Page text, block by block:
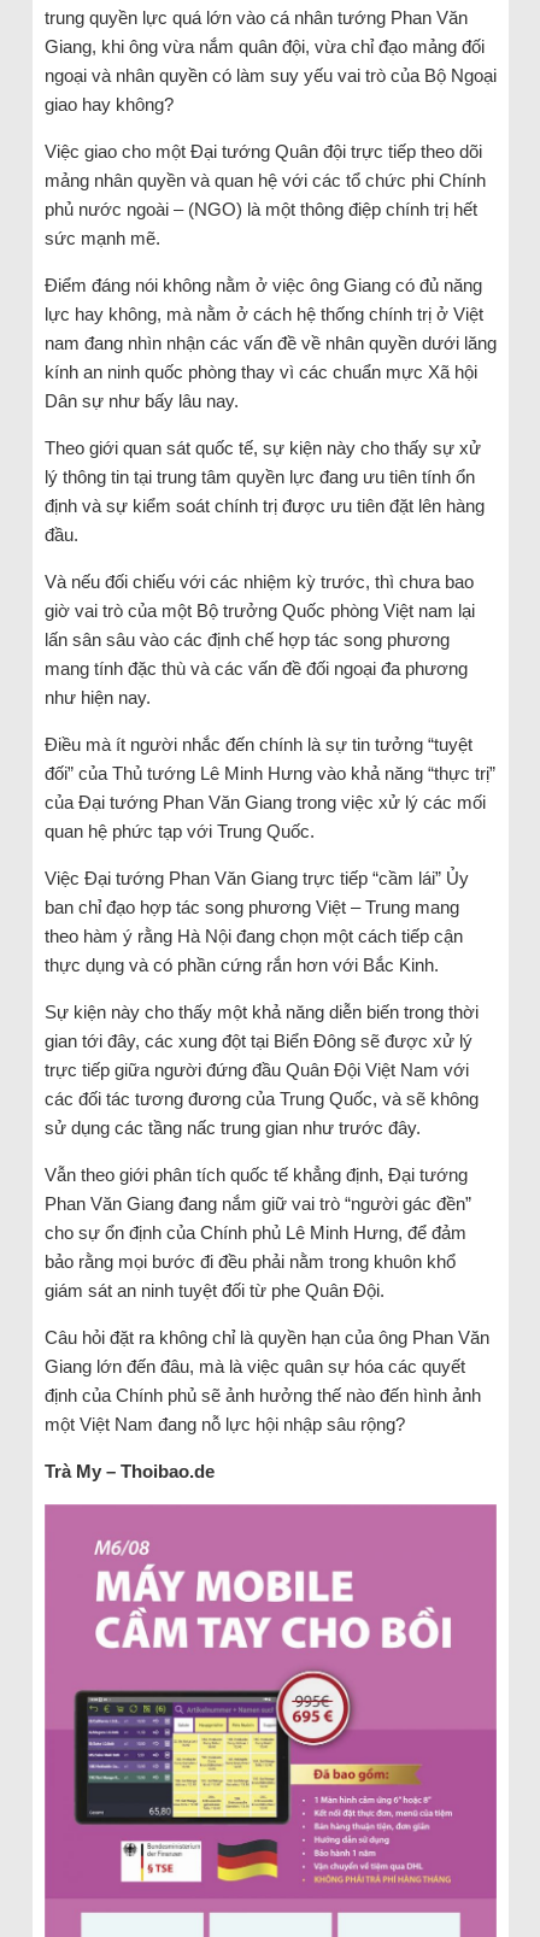
trung quyền lực quá lớn vào cá nhân tướng Phan Văn
Giang, khi ông vừa nắm quân đội, vừa chỉ đạo mảng đối
ngoại và nhân quyền có làm suy yếu vai trò của Bộ Ngoại
giao hay không?
Việc giao cho một Đại tướng Quân đội trực tiếp theo dõi
mảng nhân quyền và quan hệ với các tổ chức phi Chính
phủ nước ngoài – (NGO) là một thông điệp chính trị hết
sức mạnh mẽ.
Điểm đáng nói không nằm ở việc ông Giang có đủ năng
lực hay không, mà nằm ở cách hệ thống chính trị ở Việt
nam đang nhìn nhận các vấn đề về nhân quyền dưới lăng
kính an ninh quốc phòng thay vì các chuẩn mực Xã hội
Dân sự như bấy lâu nay.
Theo giới quan sát quốc tế, sự kiện này cho thấy sự xử
lý thông tin tại trung tâm quyền lực đang ưu tiên tính ổn
định và sự kiểm soát chính trị được ưu tiên đặt lên hàng
đầu.
Và nếu đối chiếu với các nhiệm kỳ trước, thì chưa bao
giờ vai trò của một Bộ trưởng Quốc phòng Việt nam lại
lấn sân sâu vào các định chế hợp tác song phương
mang tính đặc thù và các vấn đề đối ngoại đa phương
như hiện nay.
Điều mà ít người nhắc đến chính là sự tin tưởng “tuyệt
đối” của Thủ tướng Lê Minh Hưng vào khả năng “thực trị”
của Đại tướng Phan Văn Giang trong việc xử lý các mối
quan hệ phức tạp với Trung Quốc.
Việc Đại tướng Phan Văn Giang trực tiếp “cầm lái” Ủy
ban chỉ đạo hợp tác song phương Việt – Trung mang
theo hàm ý rằng Hà Nội đang chọn một cách tiếp cận
thực dụng và có phần cứng rắn hơn với Bắc Kinh.
Sự kiện này cho thấy một khả năng diễn biến trong thời
gian tới đây, các xung đột tại Biển Đông sẽ được xử lý
trực tiếp giữa người đứng đầu Quân Đội Việt Nam với
các đối tác tương đương của Trung Quốc, và sẽ không
sử dụng các tầng nấc trung gian như trước đây.
Vẫn theo giới phân tích quốc tế khẳng định, Đại tướng
Phan Văn Giang đang nắm giữ vai trò “người gác đền”
cho sự ổn định của Chính phủ Lê Minh Hưng, để đảm
bảo rằng mọi bước đi đều phải nằm trong khuôn khổ
giám sát an ninh tuyệt đối từ phe Quân Đội.
Câu hỏi đặt ra không chỉ là quyền hạn của ông Phan Văn
Giang lớn đến đâu, mà là việc quân sự hóa các quyết
định của Chính phủ sẽ ảnh hưởng thế nào đến hình ảnh
một Việt Nam đang nỗ lực hội nhập sâu rộng?
Trà My – Thoibao.de